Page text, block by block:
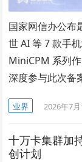
国家网信办公布
世 AI 等 7 款手
MiniCPM 系列
深度参与此次备
业界 2026年7
十万卡集群加
创计划